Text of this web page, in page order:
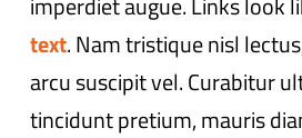
text. Nam tristique nisl
arcu suscipit vel. Curabitur
tincidunt pretium, mauris